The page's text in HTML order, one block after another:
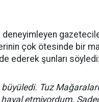
deneyimleyen
çok ötesinde bir
ederek şunları söyledi:
Tuz
hayal etmiyordum.